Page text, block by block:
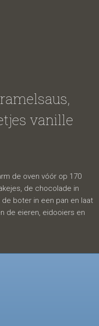
vanille
de oven vóór op 170
de chocolade in
boter in een pan en laat
de eieren, eidooiers en